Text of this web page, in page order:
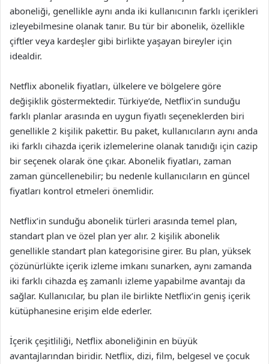
aboneliği, genellikle aynı anda iki kullanıcının farklı içerikleri
izleyebilmesine olanak tanır. Bu tür bir abonelik, özellikle
çiftler veya kardeşler gibi birlikte yaşayan bireyler için
idealdir.
Netflix abonelik fiyatları, ülkelere ve bölgelere göre
değişiklik göstermektedir. Türkiye’de, Netflix’in sunduğu
farklı planlar arasında en uygun fiyatlı seçeneklerden biri
genellikle 2 kişilik pakettir. Bu paket, kullanıcıların aynı anda
iki farklı cihazda içerik izlemelerine olanak tanıdığı için cazip
bir seçenek olarak öne çıkar. Abonelik fiyatları, zaman
zaman güncellenebilir; bu nedenle kullanıcıların en güncel
fiyatları kontrol etmeleri önemlidir.
Netflix’in sunduğu abonelik türleri arasında temel plan,
standart plan ve özel plan yer alır. 2 kişilik abonelik
genellikle standart plan kategorisine girer. Bu plan, yüksek
çözünürlükte içerik izleme imkanı sunarken, aynı zamanda
iki farklı cihazda eş zamanlı izleme yapabilme avantajı da
sağlar. Kullanıcılar, bu plan ile birlikte Netflix’in geniş içerik
kütüphanesine erişim elde ederler.
İçerik çeşitliliği, Netflix aboneliğinin en büyük
avantajlarından biridir. Netflix, dizi, film, belgesel ve çocuk